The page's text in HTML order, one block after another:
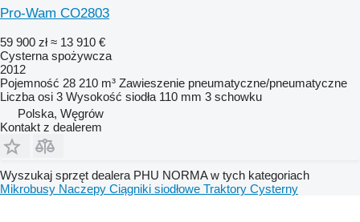
Pro-Wam CO2803
59 900 zł ≈ 13 910 €
Cysterna spożywcza
2012
Pojemność 28 210 m³ Zawieszenie pneumatyczne/pneumatyczne
Liczba osi 3 Wysokość siodła 110 mm 3 schowku
Polska, Węgrów
Kontakt z dealerem
Wyszukaj sprzęt dealera PHU NORMA w tych kategoriach
Mikrobusy Naczepy Ciągniki siodłowe Traktory Cysterny